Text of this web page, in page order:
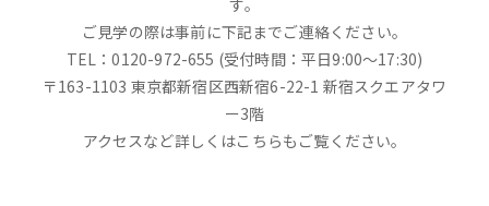
ご見学の際は事前に下記までご連絡ください。
TEL：0120-972-655 (受付時間：平日9:00～17:30)
〒163-1103 東京都新宿区西新宿6-22-1 新宿スクエアタワ
ー3階
アクセスなど詳しくはこちらもご覧ください。